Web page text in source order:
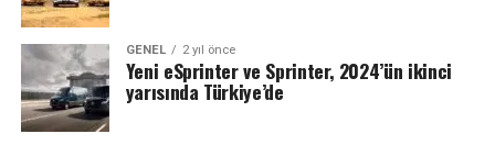
GENEL 2 yıl önce
Yeni eSprinter ve Sprinter, 2024’ün ikinci
yarısında Türkiye’de